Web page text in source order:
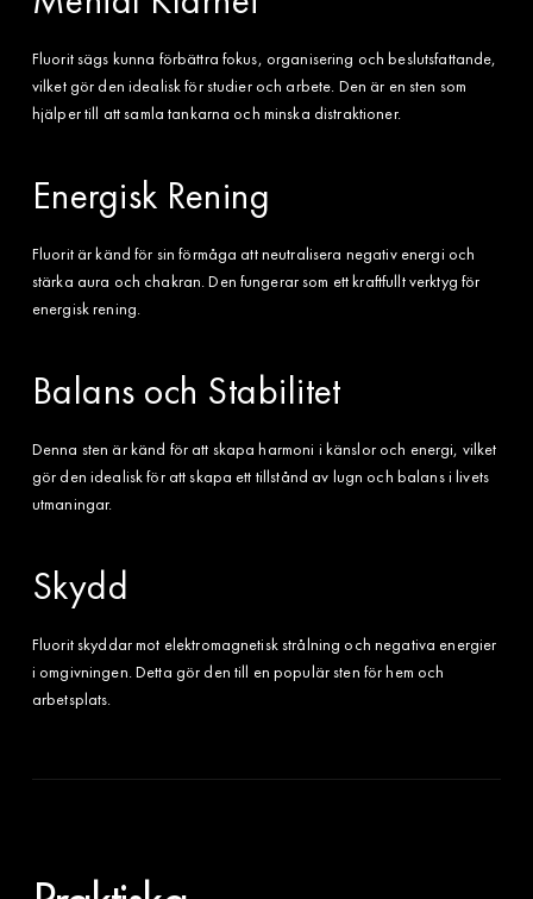
Fluorit sägs kunna förbättra fokus, organisering och beslutsfattande,
vilket gör den idealisk för studier och arbete. Den är en sten som
hjälper till att samla tankarna och minska distraktioner.
Energisk Rening
Fluorit är känd för sin förmåga att neutralisera negativ energi och
stärka aura och chakran. Den fungerar som ett kraftfullt verktyg för
energisk rening.
Balans och Stabilitet
Denna sten är känd för att skapa harmoni i känslor och energi, vilket
gör den idealisk för att skapa ett tillstånd av lugn och balans i livets
utmaningar.
Skydd
Fluorit skyddar mot elektromagnetisk strålning och negativa energier
i omgivningen. Detta gör den till en populär sten för hem och
arbetsplats.